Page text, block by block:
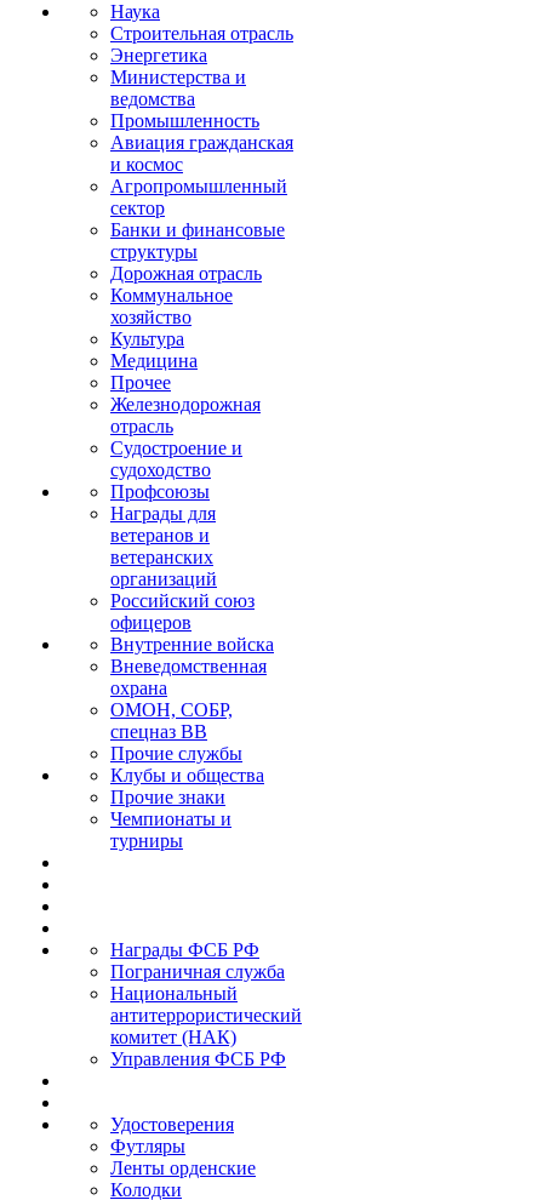
Наука
Строительная отрасль
Энергетика
Министерства и
ведомства
Промышленность
Авиация гражданская
и космос
Агропромышленный
сектор
Банки и финансовые
структуры
Дорожная отрасль
Коммунальное
хозяйство
Культура
Медицина
Прочее
Железнодорожная
отрасль
Судостроение и
судоходство
Профсоюзы
Награды для
ветеранов и
ветеранских
организаций
Российский союз
офицеров
Внутренние войска
Вневедомственная
охрана
ОМОН, СОБР,
спецназ ВВ
Прочие службы
Клубы и общества
Прочие знаки
Чемпионаты и
турниры
Награды ФСБ РФ
Пограничная служба
Национальный
антитеррористический
комитет (НАК)
Управления ФСБ РФ
Удостоверения
Футляры
Ленты орденские
Колодки